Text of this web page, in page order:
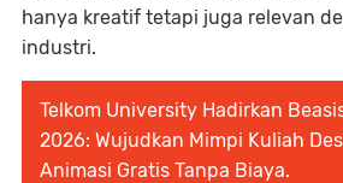
hanya kreatif tetapi juga relevan
industri.
Telkom University Hadirkan
2026: Wujudkan Mimpi Kuliah
Animasi Gratis Tanpa Biaya.